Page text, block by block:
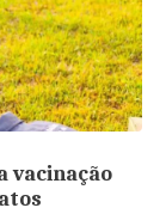
vacinação